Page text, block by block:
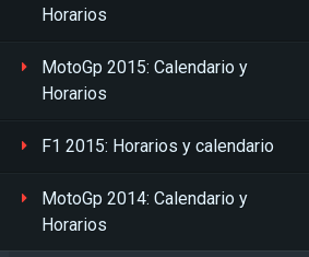
Horarios
MotoGp 2015: Calendario y
Horarios
F1 2015: Horarios y calendario
MotoGp 2014: Calendario y
Horarios